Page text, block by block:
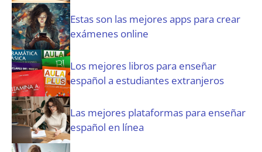
Estas son las mejores apps para crear
exámenes online
Los mejores libros para enseñar
español a estudiantes extranjeros
Las mejores plataformas para enseñar
español en línea